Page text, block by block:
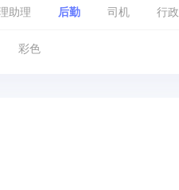
助理 后勤 司机 行
彩色